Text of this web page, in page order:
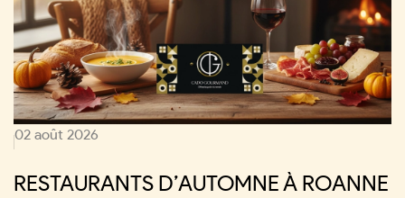
02 août 2026
RESTAURANTS D’AUTOMNE À ROANNE